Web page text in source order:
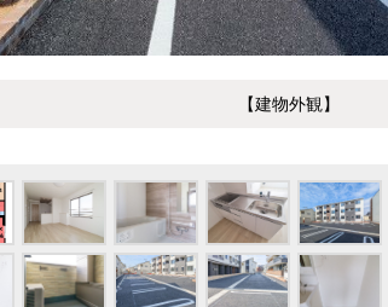
【建物外観】